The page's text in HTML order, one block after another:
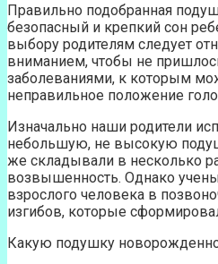
Правильно подобранная
безопасный и крепкий сон
выбору родителям следует
вниманием, чтобы не
заболеваниями, к которым
неправильное положение
Изначально наши родители
небольшую, не высокую
же складывали в несколько
возвышенность. Однако
взрослого человека в
изгибов, которые
Какую подушку